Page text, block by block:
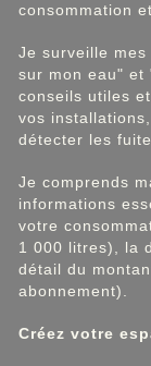
consommation
Je surveille
sur mon eau" et
conseils utiles
vos
détecter les
Je comprends
informations
votre
1 000 litres), la
détail du
abonnement).
Créez votre